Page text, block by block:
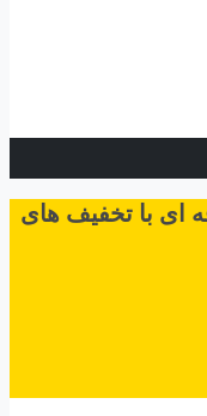
ای با تخفیف های